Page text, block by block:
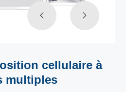
cellulaire à
multiples